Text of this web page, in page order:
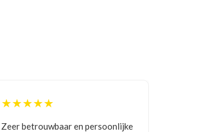
★★★★★
Goede communicatie, artikel goed